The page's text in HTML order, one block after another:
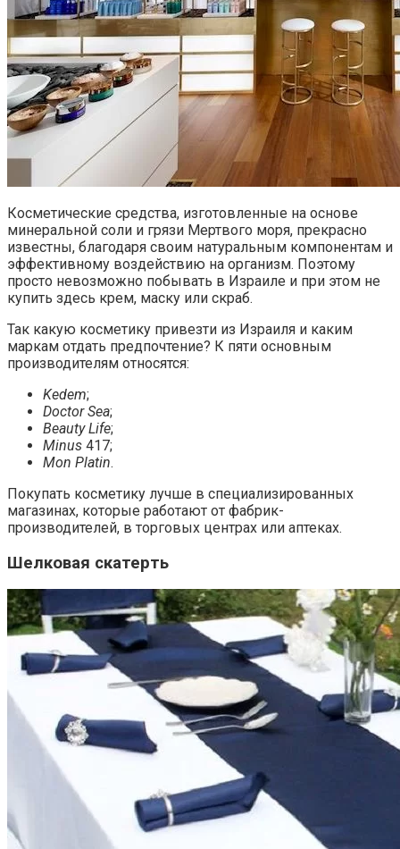
Косметические средства, изготовленные на основе
минеральной соли и грязи Мертвого моря, прекрасно
известны, благодаря своим натуральным компонентам и
эффективному воздействию на организм. Поэтому
просто невозможно побывать в Израиле и при этом не
купить здесь крем, маску или скраб.
Так какую косметику привезти из Израиля и каким
маркам отдать предпочтение? К пяти основным
производителям относятся:
Kedem;
Doctor Sea;
Beauty Life;
Minus 417;
Mon Platin.
Покупать косметику лучше в специализированных
магазинах, которые работают от фабрик-
производителей, в торговых центрах или аптеках.
Шелковая скатерть